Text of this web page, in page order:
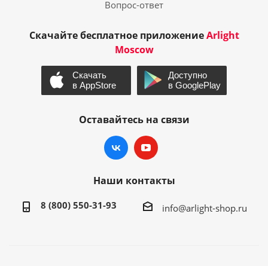
Вопрос-ответ
Скачайте бесплатное приложениеArlight
Moscow
Оставайтесь на связи
Наши контакты
8 (800) 550-31-93 info@arlight-shop.ru